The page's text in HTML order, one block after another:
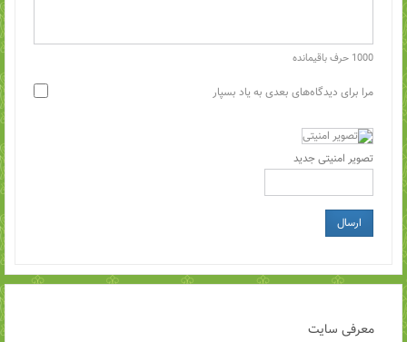
1000 حرف باقیمانده
مرا برای دیدگاه‌های بعدی به یاد بسپار
تصویر امنیتی جدید
ارسال
معرفی سایت